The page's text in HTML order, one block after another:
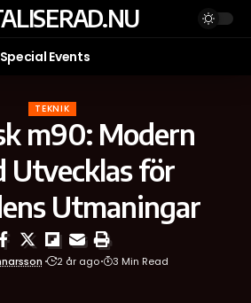
Events
TEKNIK
m90: Modern
Utvecklas för
Utmaningar
2 år ago 3 Min Read